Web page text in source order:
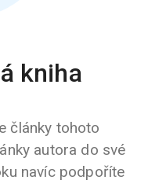
kniha
články tohoto
autora do své
navíc podpoříte